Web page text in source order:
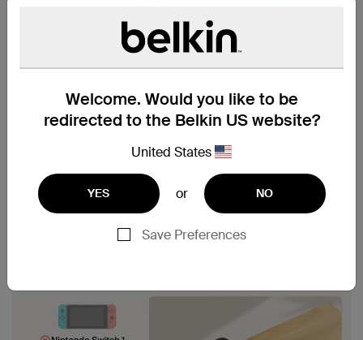
Welcome. Would you like to be
redirected to the Belkin US website?
United States
YES or NO
Save Preferences